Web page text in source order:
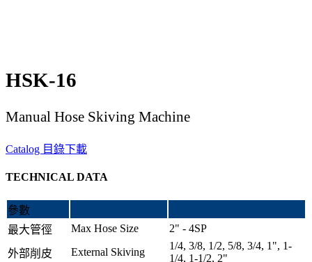
HSK-16
Manual Hose Skiving Machine
Catalog 目錄下載
TECHNICAL DATA
參數
最大管徑
Max Hose Size 2" - 4SP
外部削皮 External Skiving
1/4, 3/8, 1/2, 5/8, 3/4, 1", 1-
1/4, 1-1/2, 2"